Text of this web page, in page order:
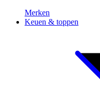
Merken
Keuen & toppen